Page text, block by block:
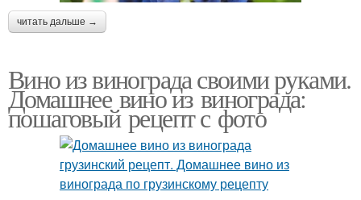
читать дальше →
Вино из винограда своими руками.
Домашнее вино из винограда:
пошаговый рецепт с фото